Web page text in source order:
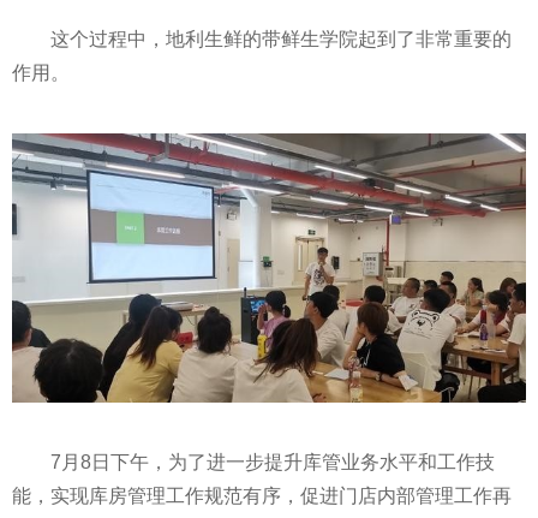
这个过程中，地利生鲜的带鲜生学院起到了非常重要的
作用。
7月8日下午，为了进一步提升库管业务水平和工作技
能，实现库房管理工作规范有序，促进门店内部管理工作再